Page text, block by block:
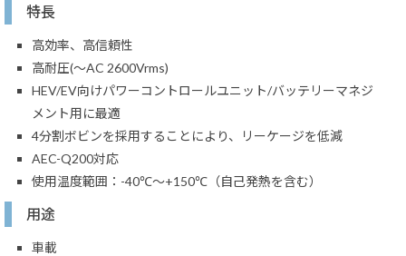
特長
高効率、高信頼性
高耐圧(～AC 2600Vrms)
HEV/EV向けパワーコントロールユニット/バッテリーマネジ
メント用に最適
4分割ボビンを採用することにより、リーケージを低減
AEC-Q200対応
使用温度範囲：-40℃～+150℃（自己発熱を含む）
用途
車載